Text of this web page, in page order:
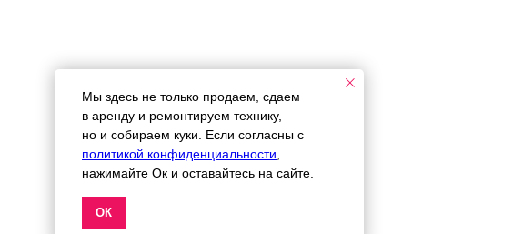
Мы здесь не только продаем, сдаем
в аренду и ремонтируем технику,
но и собираем куки. Если согласны с
политикой конфиденциальности,
нажимайте Ок и оставайтесь на сайте.
ОК